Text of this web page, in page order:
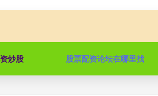
炒股 股票配资论坛在哪里找